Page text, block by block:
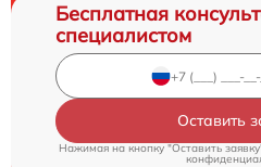
Бесплатная
специалистом
Оставить
Нажимая на кнопку "Оставить